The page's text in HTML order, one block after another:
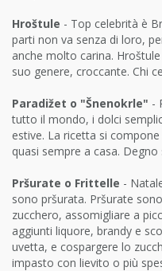
Hroštule - Top celebrità è
parti non va senza di loro,
anche molto carina.
suo genere, croccante. Chi
Paradižet o "Šnenokrle" -
tutto il mondo, i dolci
estive. La ricetta si
quasi sempre a casa.
Pršurate o Frittelle -
sono pršurata. Pršurate
zucchero, assomigliare a
aggiunti liquore, brandy e
uvetta, e cospargere lo
impasto con lievito o più